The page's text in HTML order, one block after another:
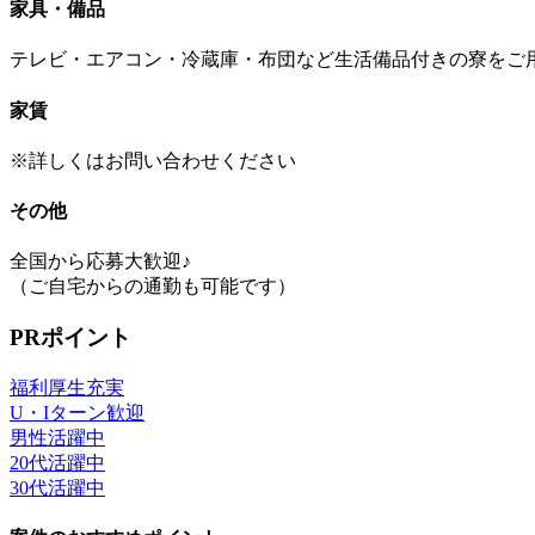
家具・備品
テレビ・エアコン・冷蔵庫・布団など生活備品付きの寮をご
家賃
※詳しくはお問い合わせください
その他
全国から応募大歓迎♪
（ご自宅からの通勤も可能です）
PRポイント
福利厚生充実
U・Iターン歓迎
男性活躍中
20代活躍中
30代活躍中